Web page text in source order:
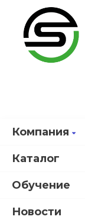
Компания
Каталог
Обучение
Новости
Schrack Seconet:
Schrack